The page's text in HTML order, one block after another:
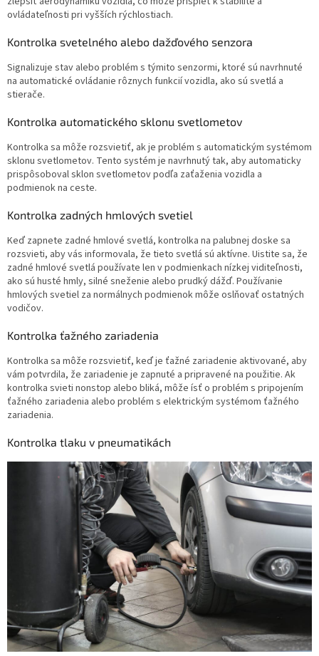
ovládateľnosti pri vyšších rýchlostiach.
Kontrolka svetelného alebo dažďového senzora
Signalizuje stav alebo problém s týmito senzormi, ktoré sú navrhnuté
na automatické ovládanie rôznych funkcií vozidla, ako sú svetlá a
stierače.
Kontrolka automatického sklonu svetlometov
Kontrolka sa môže rozsvietiť, ak je problém s automatickým systémom
sklonu svetlometov. Tento systém je navrhnutý tak, aby automaticky
prispôsoboval sklon svetlometov podľa zaťaženia vozidla a
podmienok na ceste.
Kontrolka zadných hmlových svetiel
Keď zapnete zadné hmlové svetlá, kontrolka na palubnej doske sa
rozsvieti, aby vás informovala, že tieto svetlá sú aktívne. Uistite sa, že
zadné hmlové svetlá používate len v podmienkach nízkej viditeľnosti,
ako sú husté hmly, silné sneženie alebo prudký dážď. Používanie
hmlových svetiel za normálnych podmienok môže oslňovať ostatných
vodičov.
Kontrolka ťažného zariadenia
Kontrolka sa môže rozsvietiť, keď je ťažné zariadenie aktivované, aby
vám potvrdila, že zariadenie je zapnuté a pripravené na použitie. Ak
kontrolka svieti nonstop alebo bliká, môže ísť o problém s pripojením
ťažného zariadenia alebo problém s elektrickým systémom ťažného
zariadenia.
Kontrolka tlaku v pneumatikách